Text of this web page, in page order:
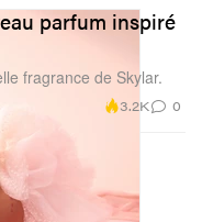
parfum inspiré
fragrance de Skylar.
3.2K 0